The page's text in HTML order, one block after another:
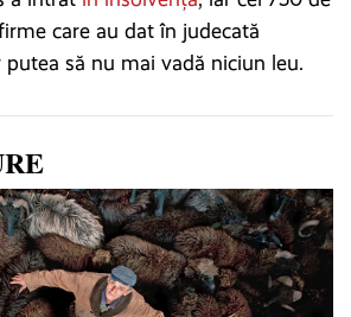
care au dat în judecată
putea să nu mai vadă niciun leu.